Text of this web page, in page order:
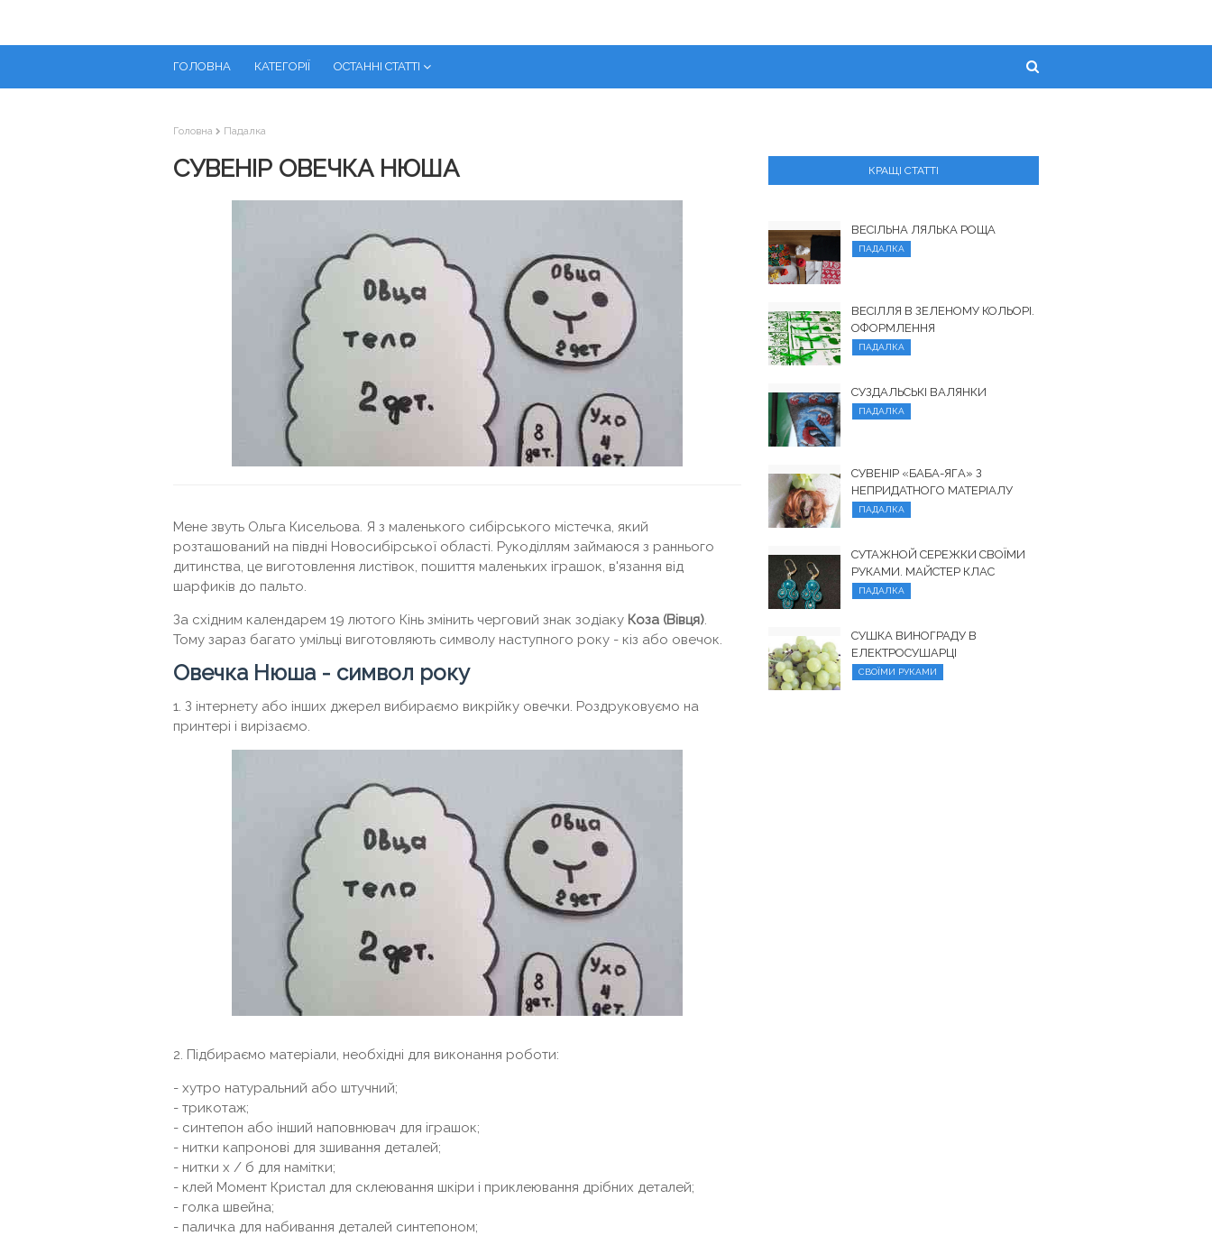
ГОЛОВНА КАТЕГОРІЇ ОСТАННІ СТАТТІ
Головна Падалка
СУВЕНІР ОВЕЧКА НЮША
Мене звуть Ольга Кисельова. Я з маленького сибірського містечка, який
розташований на півдні Новосибірської області. Рукоділлям займаюся з раннього
дитинства, це виготовлення листівок, пошиття маленьких іграшок, в'язання від
шарфиків до пальто.
За східним календарем 19 лютого Кінь змінить черговий знак зодіаку Коза (Вівця).
Тому зараз багато умільці виготовляють символу наступного року - кіз або овечок.
Овечка Нюша - символ року
1. З інтернету або інших джерел вибираємо викрійку овечки. Роздруковуємо на
принтері і вирізаємо.
2. Підбираємо матеріали, необхідні для виконання роботи:
- хутро натуральний або штучний;
- трикотаж;
- синтепон або інший наповнювач для іграшок;
- нитки капронові для зшивання деталей;
- нитки х / б для намітки;
- клей Момент Кристал для склеювання шкіри і приклеювання дрібних деталей;
- голка швейна;
- паличка для набивання деталей синтепоном;
КРАЩІ СТАТТІ
ВЕСІЛЬНА ЛЯЛЬКА РОЩА
ПАДАЛКА
ВЕСІЛЛЯ В ЗЕЛЕНОМУ КОЛЬОРІ.
ОФОРМЛЕННЯ
ПАДАЛКА
СУЗДАЛЬСЬКІ ВАЛЯНКИ
ПАДАЛКА
СУВЕНІР «БАБА-ЯГА» З
НЕПРИДАТНОГО МАТЕРІАЛУ
ПАДАЛКА
СУТАЖНОЙ СЕРЕЖКИ СВОЇМИ
РУКАМИ. МАЙСТЕР КЛАС
ПАДАЛКА
СУШКА ВИНОГРАДУ В
ЕЛЕКТРОСУШАРЦІ
СВОЇМИ РУКАМИ